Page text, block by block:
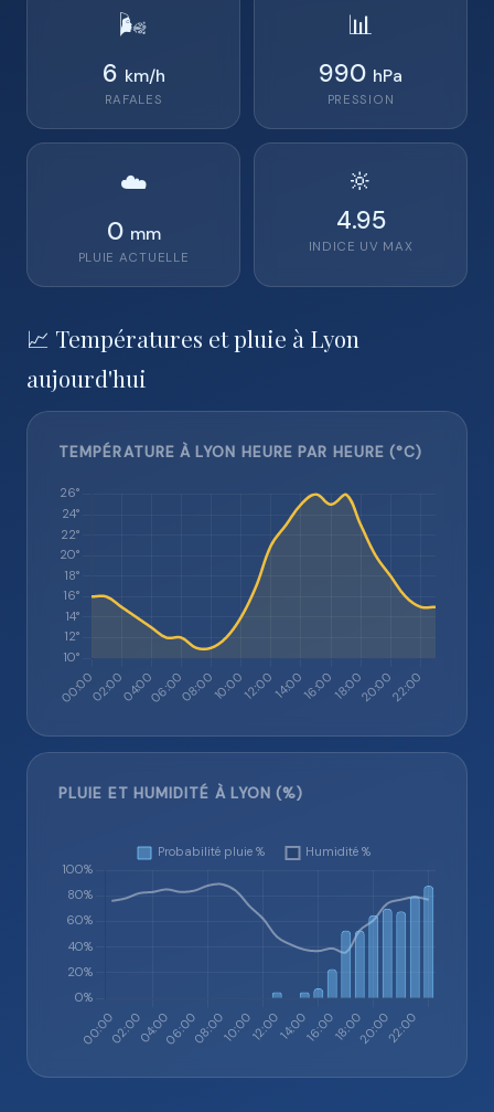
🌬️
6 km/h
RAFALES
📊
990 hPa
PRESSION
☁️
0 mm
PLUIE ACTUELLE
🔆
4.95
INDICE UV MAX
📈 Températures et pluie à Lyon
aujourd'hui
TEMPÉRATURE À LYON HEURE PAR HEURE (°C)
PLUIE ET HUMIDITÉ À LYON (%)